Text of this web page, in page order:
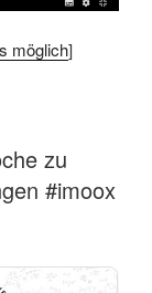
möglich]
zu
#imoox